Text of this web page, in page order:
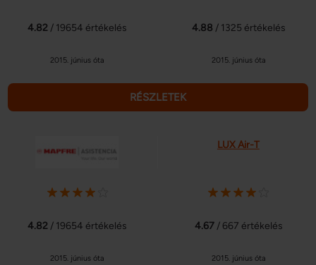
4.82 / 19654 értékelés
2015. június óta
4.88 / 1325 értékelés
2015. június óta
RÉSZLETEK
4.82 / 19654 értékelés
2015. június óta
LUX Air-T
4.67/ 667 értékelés
2015. június óta